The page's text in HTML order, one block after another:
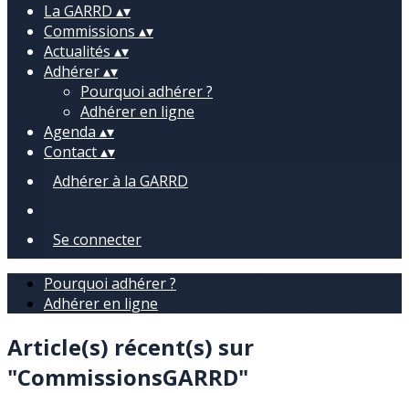
La GARRD ▴▾
Commissions ▴▾
Actualités ▴▾
Adhérer▴▾
Pourquoi adhérer ?
Adhérer en ligne
Agenda ▴▾
Contact▴▾
Adhérer à la GARRD
Se connecter
Pourquoi adhérer ?
Adhérer en ligne
Article(s) récent(s) sur
"CommissionsGARRD"